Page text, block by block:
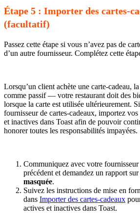
Étape 5 : Importer des cartes-
(facultatif)
Passez cette étape si vous n’avez pas de
d’un autre fournisseur. Complétez cette
Lorsqu’un client achète une carte-cadeau,
comme passif — votre restaurant doit des
lorsque la carte est utilisée ultérieurement.
fournisseur de cartes-cadeaux, importez
et inactives dans Toast afin de pouvoir
honorer toutes les responsabilités impayées.
Communiquez avec votre fournisseur
précédent et demandez un rapport sur
masquée.
Suivez les instructions de mise en
dans Importer des cartes-cadeaux
actives et inactives dans Toast.